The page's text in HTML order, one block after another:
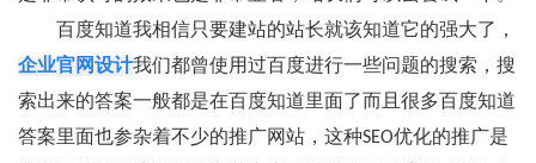
百度知道我相信只要建站的站长就该知道它的强大了，
企业官网设计我们都曾使用过百度进行一些问题的搜索，搜
索出来的答案一般都是在百度知道里面了而且很多百度知道
答案里面也参杂着不少的推广网站，这种SEO优化的推广是